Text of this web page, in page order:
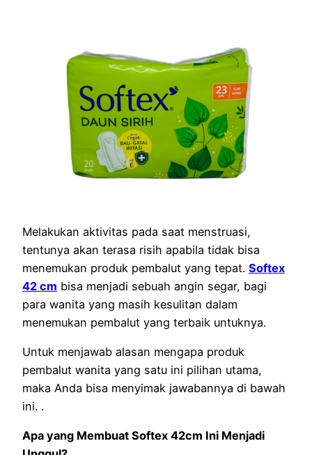
Melakukan aktivitas pada saat menstruasi,
tentunya akan terasa risih apabila tidak bisa
menemukan produk pembalut yang tepat. Softex
42 cm bisa menjadi sebuah angin segar, bagi
para wanita yang masih kesulitan dalam
menemukan pembalut yang terbaik untuknya.
Untuk menjawab alasan mengapa produk
pembalut wanita yang satu ini pilihan utama,
maka Anda bisa menyimak jawabannya di bawah
ini. .
Apa yang Membuat Softex 42cm Ini Menjadi